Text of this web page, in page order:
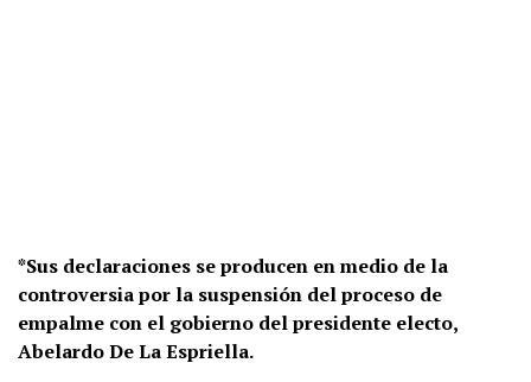
*Sus declaraciones se producen en medio de la
controversia por la suspensión del proceso de
empalme con el gobierno del presidente electo,
Abelardo De La Espriella.